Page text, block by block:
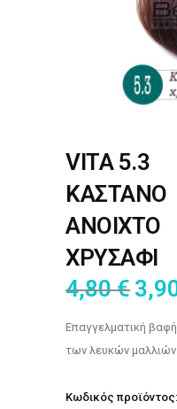
VITA 5.3
ΚΑΣΤΑΝΟ
ΑΝΟΙΧΤΟ
ΧΡΥΣΑΦΙ
4,80€
Επαγγελματική
των λευκών
Κωδικός προϊόντος: